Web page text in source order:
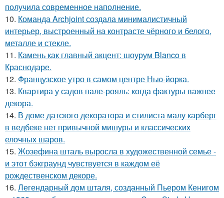
получила современное наполнение.
10. Команда Archjoint создала минималистичный
интерьер, выстроенный на контрасте чёрного и белого,
металле и стекле.
11. Камень как главный акцент: шоурум Blanco в
Краснодаре.
12. Французское утро в самом центре Нью-йорка.
13. Квартира у садов пале-рояль: когда фактуры важнее
декора.
14. В доме датского декоратора и стилиста малу карберг
в ведбеке нет привычной мишуры и классических
елочных шаров.
15. Жозефина шталь выросла в художественной семье -
и этот бэкграунд чувствуется в каждом её
рождественском декоре.
16. Легендарный дом шталя, созданный Пьером Кенигом